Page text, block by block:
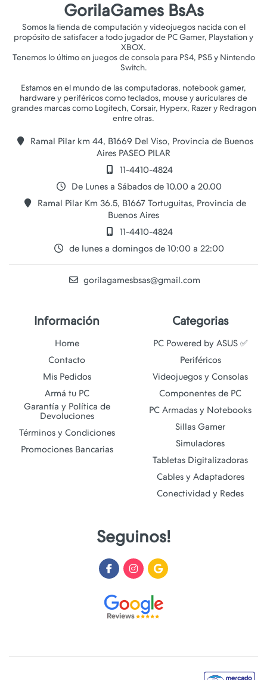
GorilaGames BsAs
Somos la tienda de computación y videojuegos nacida con el
propósito de satisfacer a todo jugador de PC Gamer, Playstation y
XBOX.
Tenemos lo último en juegos de consola para PS4, PS5 y Nintendo
Switch.
Estamos en el mundo de las computadoras, notebook gamer,
hardware y periféricos como teclados, mouse y auriculares de
grandes marcas como Logitech, Corsair, Hyperx, Razer y Redragon
Ramal Pilar km 44, B1669 Del Viso, Provincia de Buenos
Aires PASEO PILAR
11-4410-4824
De Lunes a Sábados de 10.00 a 20.00
Ramal Pilar Km 36.5, B1667 Tortuguitas, Provincia de
Buenos Aires
11-4410-4824
de lunes a domingos de 10:00 a 22:00
gorilagamesbsas@gmail.com
Información
Home
Contacto
Mis Pedidos
Armá tu PC
Garantía y Política de
Devoluciones
Términos y Condiciones
Promociones Bancarias
Categorias
PC Powered by ASUS ✅
Periféricos
Videojuegos y Consolas
Componentes de PC
PC Armadas y Notebooks
Sillas Gamer
Simuladores
Tabletas Digitalizadoras
Cables y Adaptadores
Conectividad y Redes
Seguinos!